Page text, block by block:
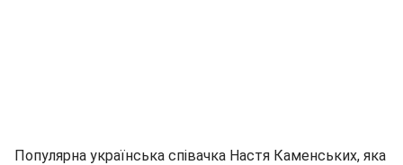
Популярна українська співачка Настя Каменських, яка